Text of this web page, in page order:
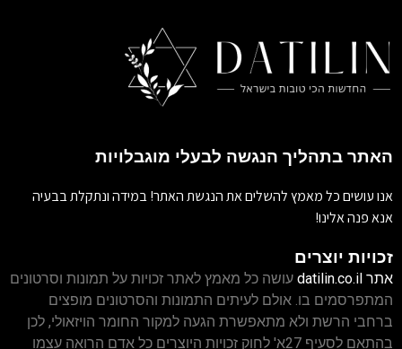
האתר בתהליך הנגשה לבעלי מוגבלויות
אנו עושים כל מאמץ להשלים את הנגשת האתר! במידה ונתקלת בבעיה
אנא פנה אלינו!
זכויות יוצרים
אתר datilin.co.il עושה כל מאמץ לאתר זכויות על תמונות וסרטונים
המתפרסמים בו. אולם לעיתים התמונות והסרטונים מופצים
ברחבי הרשת ולא מתאפשרת הגעה למקור החומר הויזאולי, לכן
בהתאם לסעיף 27א' לחוק זכויות היוצרים כל אדם הרואה עצמו